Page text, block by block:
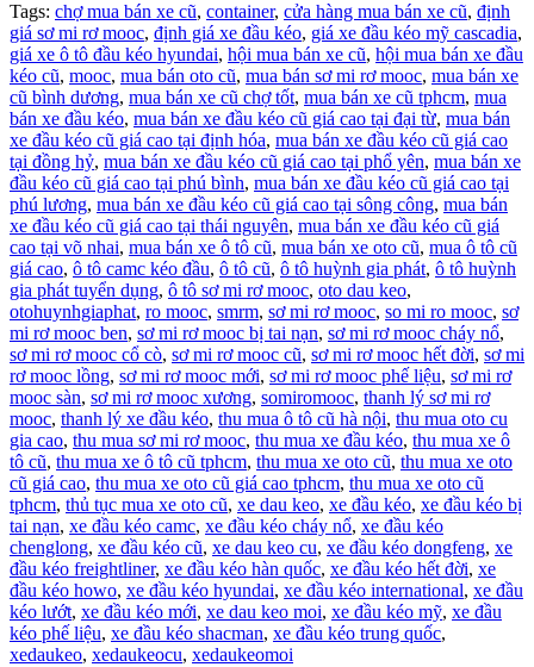
Tags: chợ mua bán xe cũ, container, cửa hàng mua bán xe cũ, định
giá sơ mi rơ mooc, định giá xe đầu kéo, giá xe đầu kéo mỹ cascadia,
giá xe ô tô đầu kéo hyundai, hội mua bán xe cũ, hội mua bán xe đầu
kéo cũ, mooc, mua bán oto cũ, mua bán sơ mi rơ mooc, mua bán xe
cũ bình dương, mua bán xe cũ chợ tốt, mua bán xe cũ tphcm, mua
bán xe đầu kéo, mua bán xe đầu kéo cũ giá cao tại đại từ, mua bán
xe đầu kéo cũ giá cao tại định hóa, mua bán xe đầu kéo cũ giá cao
tại đồng hỷ, mua bán xe đầu kéo cũ giá cao tại phổ yên, mua bán xe
đầu kéo cũ giá cao tại phú bình, mua bán xe đầu kéo cũ giá cao tại
phú lương, mua bán xe đầu kéo cũ giá cao tại sông công, mua bán
xe đầu kéo cũ giá cao tại thái nguyên, mua bán xe đầu kéo cũ giá
cao tại võ nhai, mua bán xe ô tô cũ, mua bán xe oto cũ, mua ô tô cũ
giá cao, ô tô camc kéo đầu, ô tô cũ, ô tô huỳnh gia phát, ô tô huỳnh
gia phát tuyển dụng, ô tô sơ mi rơ mooc, oto dau keo,
otohuynhgiaphat, ro mooc, smrm, sơ mi rơ mooc, so mi ro mooc, sơ
mi rơ mooc ben, sơ mi rơ mooc bị tai nạn, sơ mi rơ mooc cháy nổ,
sơ mi rơ mooc cổ cò, sơ mi rơ mooc cũ, sơ mi rơ mooc hết đời, sơ mi
rơ mooc lồng, sơ mi rơ mooc mới, sơ mi rơ mooc phế liệu, sơ mi rơ
mooc sàn, sơ mi rơ mooc xương, somiromooc, thanh lý sơ mi rơ
mooc, thanh lý xe đầu kéo, thu mua ô tô cũ hà nội, thu mua oto cu
gia cao, thu mua sơ mi rơ mooc, thu mua xe đầu kéo, thu mua xe ô
tô cũ, thu mua xe ô tô cũ tphcm, thu mua xe oto cũ, thu mua xe oto
cũ giá cao, thu mua xe oto cũ giá cao tphcm, thu mua xe oto cũ
tphcm, thủ tục mua xe oto cũ, xe dau keo, xe đầu kéo, xe đầu kéo bị
tai nạn, xe đầu kéo camc, xe đầu kéo cháy nổ, xe đầu kéo
chenglong, xe đầu kéo cũ, xe dau keo cu, xe đầu kéo dongfeng, xe
đầu kéo freightliner, xe đầu kéo hàn quốc, xe đầu kéo hết đời, xe
đầu kéo howo, xe đầu kéo hyundai, xe đầu kéo international, xe đầu
kéo lướt, xe đầu kéo mới, xe dau keo moi, xe đầu kéo mỹ, xe đầu
kéo phế liệu, xe đầu kéo shacman, xe đầu kéo trung quốc,
xedaukeo, xedaukeocu, xedaukeomoi